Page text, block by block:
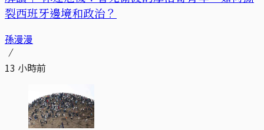
裂西班牙邊境和政治？
孫漫漫
13 小時前